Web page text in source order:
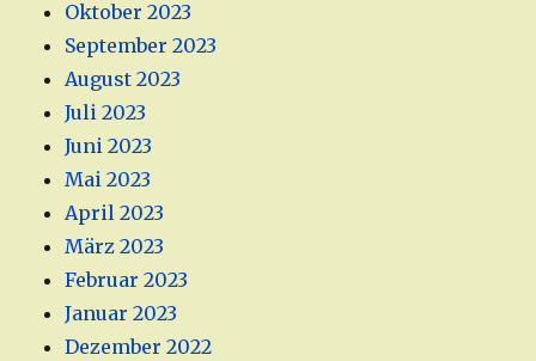
Oktober 2023
September 2023
August 2023
Juli 2023
Juni 2023
Mai 2023
April 2023
März 2023
Februar 2023
Januar 2023
Dezember 2022